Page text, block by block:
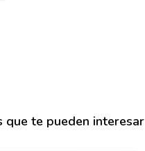
que te pueden interesar